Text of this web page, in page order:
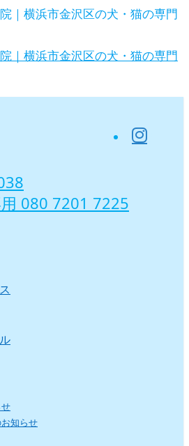
門病院｜夜間・土・
080 7201 7225‬
知らせ